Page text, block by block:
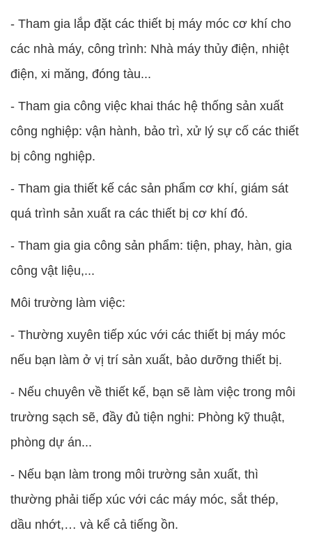
- Tham gia lắp đặt các thiết bị máy móc cơ khí cho
các nhà máy, công trình: Nhà máy thủy điện, nhiệt
điện, xi măng, đóng tàu...
- Tham gia công việc khai thác hệ thống sản xuất
công nghiệp: vận hành, bảo trì, xử lý sự cố các thiết
bị công nghiệp.
- Tham gia thiết kế các sản phẩm cơ khí, giám sát
quá trình sản xuất ra các thiết bị cơ khí đó.
- Tham gia gia công sản phẩm: tiện, phay, hàn, gia
công vật liệu,...
Môi trường làm việc:
- Thường xuyên tiếp xúc với các thiết bị máy móc
nếu bạn làm ở vị trí sản xuất, bảo dưỡng thiết bị.
- Nếu chuyên về thiết kế, bạn sẽ làm việc trong môi
trường sạch sẽ, đầy đủ tiện nghi: Phòng kỹ thuật,
phòng dự án...
- Nếu bạn làm trong môi trường sản xuất, thì
thường phải tiếp xúc với các máy móc, sắt thép,
dầu nhớt,… và kể cả tiếng ồn.